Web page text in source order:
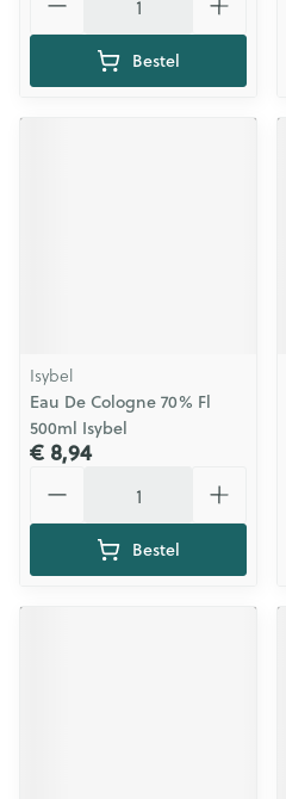
Bestel
Isybel
Eau De Cologne 70% Fl
500ml Isybel
€ 8,94
Bestel